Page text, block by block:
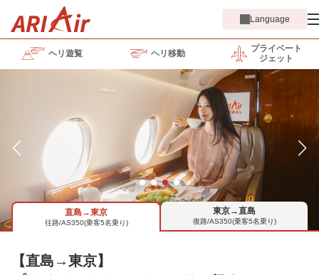
Language
ヘリ遊覧 ヘリ移動
プライベート
ジェット
直島→東京
往路/AS350(乗客5名乗り)
東京→直島
復路/AS350(乗客5名乗り)
【直島→東京】